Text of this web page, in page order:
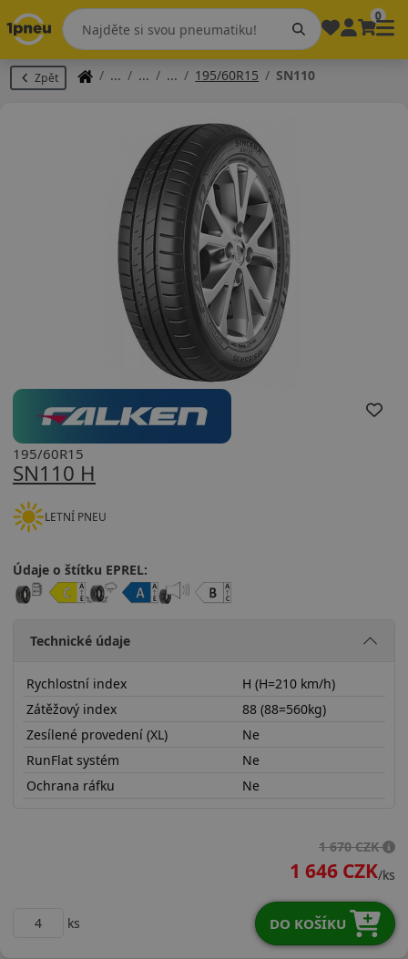
0
Zpět 195/60R15 SN110
SN110 H
195/60R15
LETNÍ PNEU
Údaje o štítku EPREL:
Technické údaje
Rychlostní index
H (H=210 km/h)
Zátěžový index
88 (88=560kg)
Zesílené provedení (XL)
Ne
RunFlat systém
Ne
Ochrana ráfku
Ne
1 670 CZK
1 646 CZK/ks
ks DO KOŠÍKU